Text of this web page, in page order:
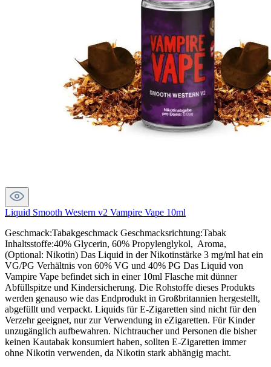
Liquid Smooth Western v2 Vampire Vape 10ml
Geschmack:Tabakgeschmack Geschmacksrichtung:Tabak
Inhaltsstoffe:40% Glycerin, 60% Propylenglykol, Aroma,
(Optional: Nikotin) Das Liquid in der Nikotinstärke 3 mg/ml hat ein
VG/PG Verhältnis von 60% VG und 40% PG Das Liquid von
Vampire Vape befindet sich in einer 10ml Flasche mit dünner
Abfüllspitze und Kindersicherung. Die Rohstoffe dieses Produkts
werden genauso wie das Endprodukt in Großbritannien hergestellt,
abgefüllt und verpackt. Liquids für E-Zigaretten sind nicht für den
Verzehr geeignet, nur zur Verwendung in eZigaretten. Für Kinder
unzugänglich aufbewahren. Nichtraucher und Personen die bisher
keinen Kautabak konsumiert haben, sollten E-Zigaretten immer
ohne Nikotin verwenden, da Nikotin stark abhängig macht.